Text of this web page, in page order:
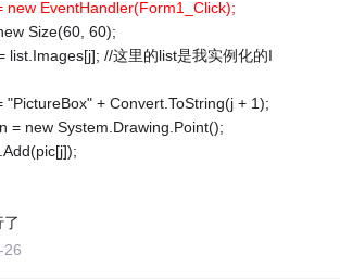
new EventHandler(Form1_Click);
Size(60, 60);
list.Images[j]; //这里的list是我实例化的I
"PictureBox" + Convert.ToString(j + 1);
= new System.Drawing.Point();
26